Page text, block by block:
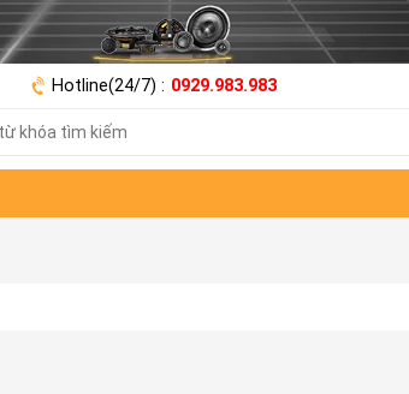
Hotline(24/7) : 0929.983.983